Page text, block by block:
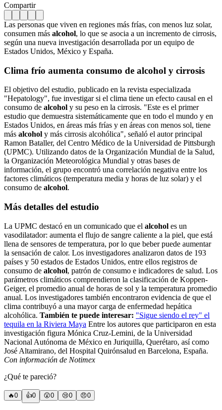
Compartir
Las personas que viven en regiones más frías, con menos luz solar,
consumen más alcohol, lo que se asocia a un incremento de cirrosis,
según una nueva investigación desarrollada por un equipo de
Estados Unidos, México y España.
Clima frío aumenta consumo de alcohol y cirrosis
El objetivo del estudio, publicado en la revista especializada
"Hepatology", fue investigar si el clima tiene un efecto causal en el
consumo de alcohol y su peso en la cirrosis. "Este es el primer
estudio que demuestra sistemáticamente que en todo el mundo y en
Estados Unidos, en áreas más frías y en áreas con menos sol, tiene
más alcohol y más cirrosis alcohólica", señaló el autor principal
Ramon Bataller, del Centro Médico de la Universidad de Pittsburgh
(UPMC). Utilizando datos de la Organización Mundial de la Salud,
la Organización Meteorológica Mundial y otras bases de
información, el grupo encontró una correlación negativa entre los
factores climáticos (temperatura media y horas de luz solar) y el
consumo de alcohol.
Más detalles del estudio
La UPMC destacó en un comunicado que el alcohol es un
vasodilatador: aumenta el flujo de sangre caliente a la piel, que está
llena de sensores de temperatura, por lo que beber puede aumentar
la sensación de calor. Los investigadores analizaron datos de 193
países y 50 estados de Estados Unidos, entre ellos registros de
consumo de alcohol, patrón de consumo e indicadores de salud. Los
parámetros climáticos comprendieron la clasificación de Koppen-
Geiger, el promedio anual de horas de sol y la temperatura promedio
anual. Los investigadores también encontraron evidencia de que el
clima contribuyó a una mayor carga de enfermedad hepática
alcohólica. También te puede interesar: "Sigue siendo el rey" el
tequila en la Riviera Maya Entre los autores que participaron en esta
investigación figura Mónica Cruz-Lemini, de la Universidad
Nacional Autónoma de México en Juriquilla, Querétaro, así como
José Altamirano, del Hospital Quirónsalud en Barcelona, España.
Con información de Notimex
¿Qué te pareció?
🔥0 👍0 😲0 😢0 😠0